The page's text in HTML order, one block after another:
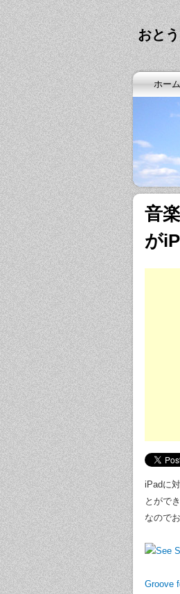
おと
ホーム
音
が
iPadに
とがで
なので
Groove